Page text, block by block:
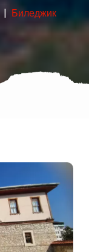
Биледжик